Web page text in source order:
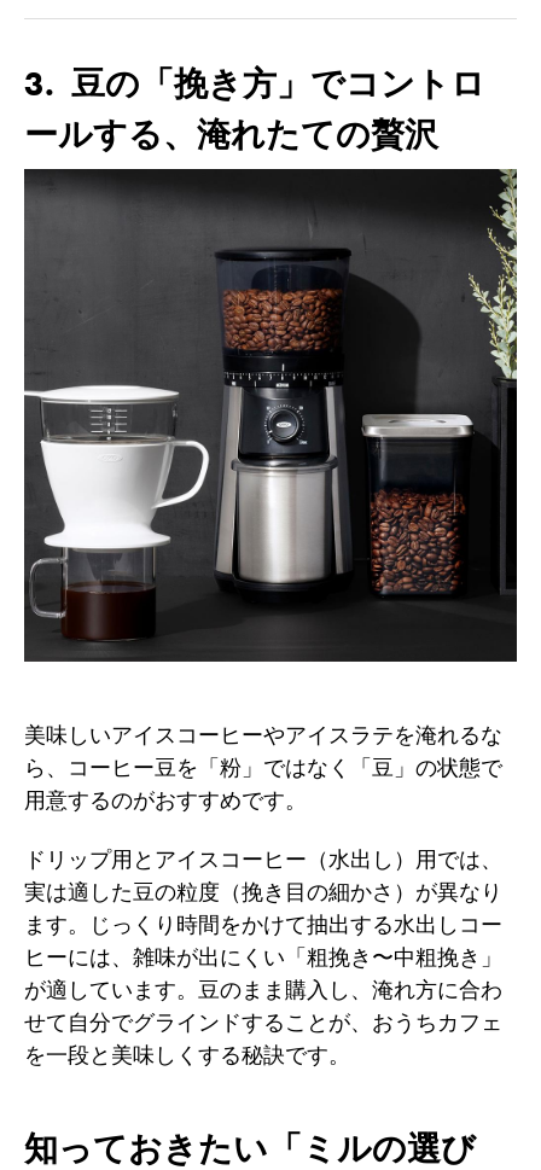
3. 豆の「挽き方」でコントロ
ールする、淹れたての贅沢
美味しいアイスコーヒーやアイスラテを淹れるな
ら、コーヒー豆を「粉」ではなく「豆」の状態で
用意するのがおすすめです。
ドリップ用とアイスコーヒー（水出し）用では、
実は適した豆の粒度（挽き目の細かさ）が異なり
ます。じっくり時間をかけて抽出する水出しコー
ヒーには、雑味が出にくい「粗挽き〜中粗挽き」
が適しています。豆のまま購入し、淹れ方に合わ
せて自分でグラインドすることが、おうちカフェ
を一段と美味しくする秘訣です。
知っておきたい「ミルの選び